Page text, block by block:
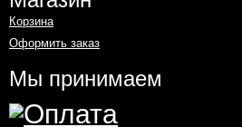
Корзина
Оформить заказ
Мы принимаем